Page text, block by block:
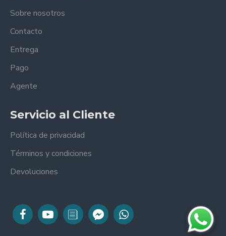
Sobre nosotros
Contacto
Entrega
Pago
Agente
Servicio al Cliente
Política de privacidad
Términos y condiciones
Devoluciones